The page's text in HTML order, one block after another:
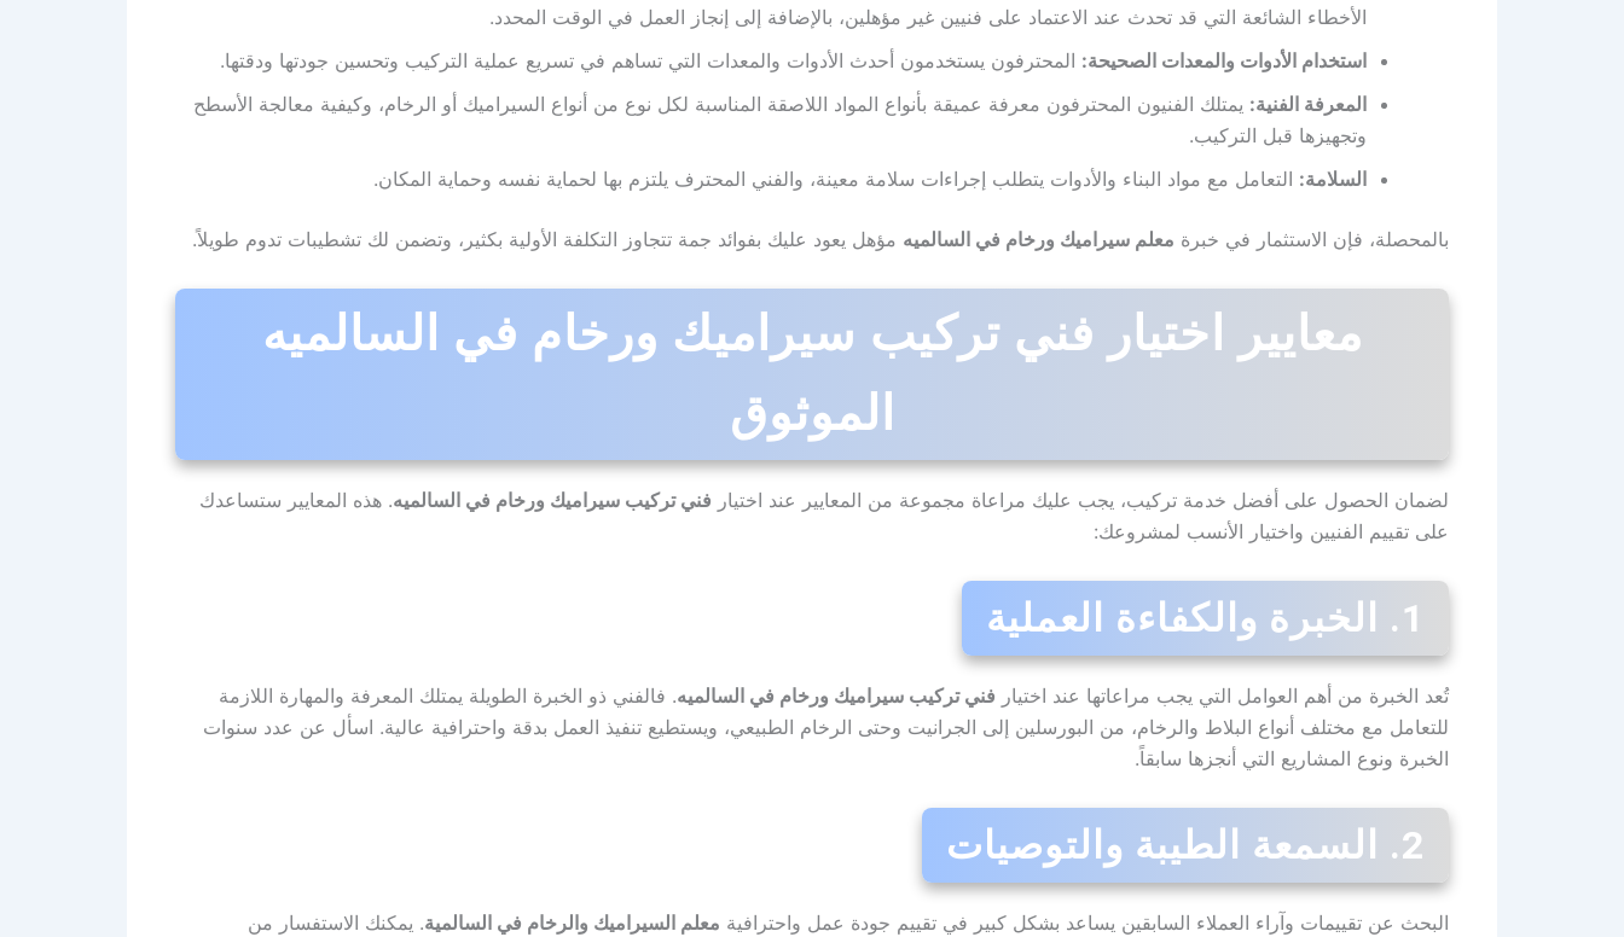
الأخطاء الشائعة التي قد تحدث عند الاعتماد على فنيين غير مؤهلين، بالإضافة إلى إنجاز العمل في الوقت المحدد.
استخدام الأدوات والمعدات الصحيحة: المحترفون يستخدمون أحدث الأدوات والمعدات التي تساهم في تسريع عملية التركيب وتحسين جودتها ودقتها.
المعرفة الفنية: يمتلك الفنيون المحترفون معرفة عميقة بأنواع المواد اللاصقة المناسبة لكل نوع من أنواع السيراميك أو الرخام، وكيفية معالجة الأسطح
وتجهيزها قبل التركيب.
السلامة: التعامل مع مواد البناء والأدوات يتطلب إجراءات سلامة معينة، والفني المحترف يلتزم بها لحماية نفسه وحماية المكان.
بالمحصلة، فإن الاستثمار في خبرة معلم سيراميك ورخام في السالميه مؤهل يعود عليك بفوائد جمة تتجاوز التكلفة الأولية بكثير، وتضمن لك تشطيبات تدوم طويلاً.
معايير اختيار فني تركيب سيراميك ورخام في السالميه
الموثوق
لضمان الحصول على أفضل خدمة تركيب، يجب عليك مراعاة مجموعة من المعايير عند اختيار فني تركيب سيراميك ورخام في السالميه. هذه المعايير ستساعدك
على تقييم الفنيين واختيار الأنسب لمشروعك:
1. الخبرة والكفاءة العملية
تُعد الخبرة من أهم العوامل التي يجب مراعاتها عند اختيار فني تركيب سيراميك ورخام في السالميه. فالفني ذو الخبرة الطويلة يمتلك المعرفة والمهارة اللازمة
للتعامل مع مختلف أنواع البلاط والرخام، من البورسلين إلى الجرانيت وحتى الرخام الطبيعي، ويستطيع تنفيذ العمل بدقة واحترافية عالية. اسأل عن عدد سنوات
الخبرة ونوع المشاريع التي أنجزها سابقاً.
2. السمعة الطيبة والتوصيات
البحث عن تقييمات وآراء العملاء السابقين يساعد بشكل كبير في تقييم جودة عمل واحترافية معلم السيراميك والرخام في السالمية. يمكنك الاستفسار من